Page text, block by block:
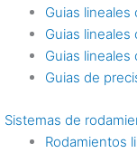
Guias
Guias lineales
Guias
Guias de
Sistemas de
Rodamientos